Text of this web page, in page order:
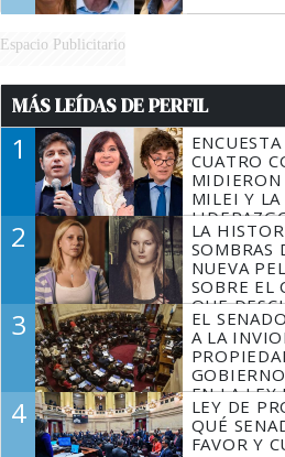
Espacio Publicitario
MÁS LEÍDAS DE PERFIL
1
CUATRO
MIDIERON
MILEI Y LA
2
LA
SOMBRAS
NUEVA
SOBRE EL
QUE
MARIDO
3
EL
A LA
EN LA LEY
FUEGO
4
LEY DE
QUÉ
FAVOR Y